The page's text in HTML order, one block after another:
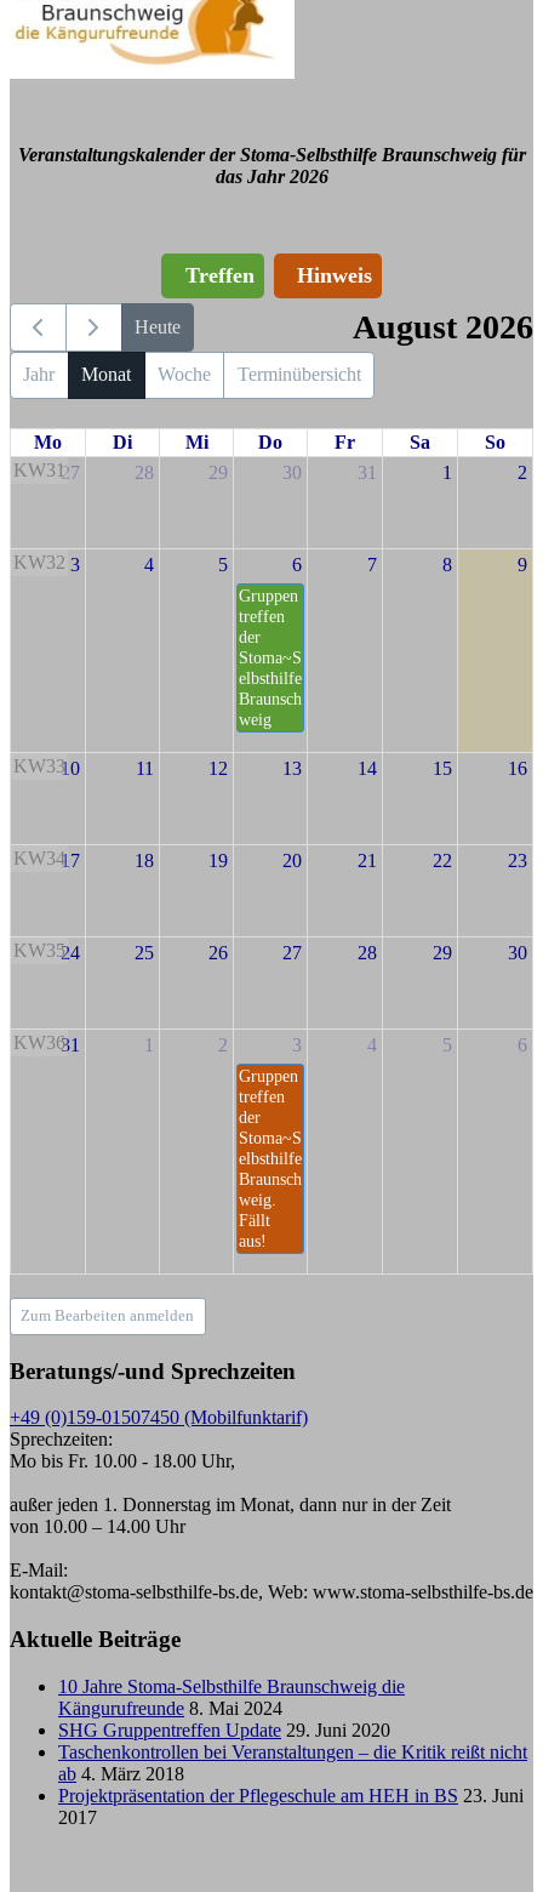
Veranstaltungskalender der Stoma-Selbsthilfe Braunschweig für
das Jahr 2026
Treffen Hinweis
Heute August 2026
Jahr Monat Woche Terminübersicht
Mo Di Mi Do Fr Sa
So
KW3127 28 29 30 31 1 2
KW32 3 4 5 6
Gruppen
treffen
der
Stoma~S
elbsthilfe
Braunsch
weig
7 8 9
KW3310 11 12 13 14 15 16
KW3417 18 19 20 21 22 23
KW3524 25 26 27 28 29 30
KW3631 1 2 3
Gruppen
treffen
der
Stoma~S
elbsthilfe
Braunsch
weig.
Fällt
aus!
4 5 6
Zum Bearbeiten anmelden
Beratungs/-und Sprechzeiten
+49 (0)159-01507450 (Mobilfunktarif)
Sprechzeiten:
Mo bis Fr. 10.00 - 18.00 Uhr,
außer jeden 1. Donnerstag im Monat, dann nur in der Zeit
von 10.00 – 14.00 Uhr
E-Mail:
kontakt@stoma-selbsthilfe-bs.de, Web: www.stoma-selbsthilfe-bs.de
Aktuelle Beiträge
10 Jahre Stoma-Selbsthilfe Braunschweig die
Kängurufreunde 8. Mai 2024
SHG Gruppentreffen Update 29. Juni 2020
Taschenkontrollen bei Veranstaltungen – die Kritik reißt nicht
ab 4. März 2018
Projektpräsentation der Pflegeschule am HEH in BS 23. Juni
2017